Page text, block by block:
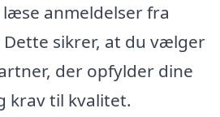
anmeldelser fra
sikrer, at du vælger
der opfylder dine
krav til kvalitet.